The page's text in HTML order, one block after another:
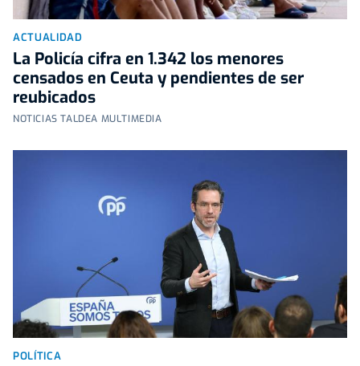
ACTUALIDAD
La Policía cifra en 1.342 los menores
censados en Ceuta y pendientes de ser
reubicados
NOTICIAS TALDEA MULTIMEDIA
POLÍTICA